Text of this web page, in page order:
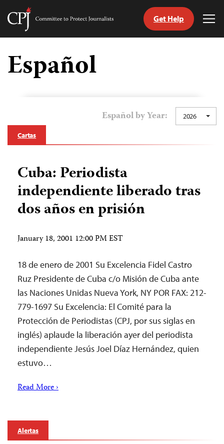
Skip
content
Committee
Journalists
Get Help
Español
Español by Year: 2026
Cartas
Cuba: Periodista
independiente liberado tras
dos años en prisión
January 18, 2001 12:00 PM EST
18 de enero de 2001 Su Excelencia Fidel Castro
Ruz Presidente de Cuba c/o Misión de Cuba ante
las Naciones Unidas Nueva York, NY POR FAX: 212-
779-1697 Su Excelencia: El Comité para la
Protección de Periodistas (CPJ, por sus siglas en
inglés) aplaude la liberación ayer del periodista
independiente Jesús Joel Díaz Hernández, quien
estuvo…
Read More ›
Alertas